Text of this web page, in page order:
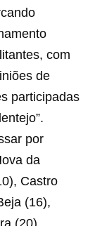
com
de
participadas
por
da
Castro
(16),